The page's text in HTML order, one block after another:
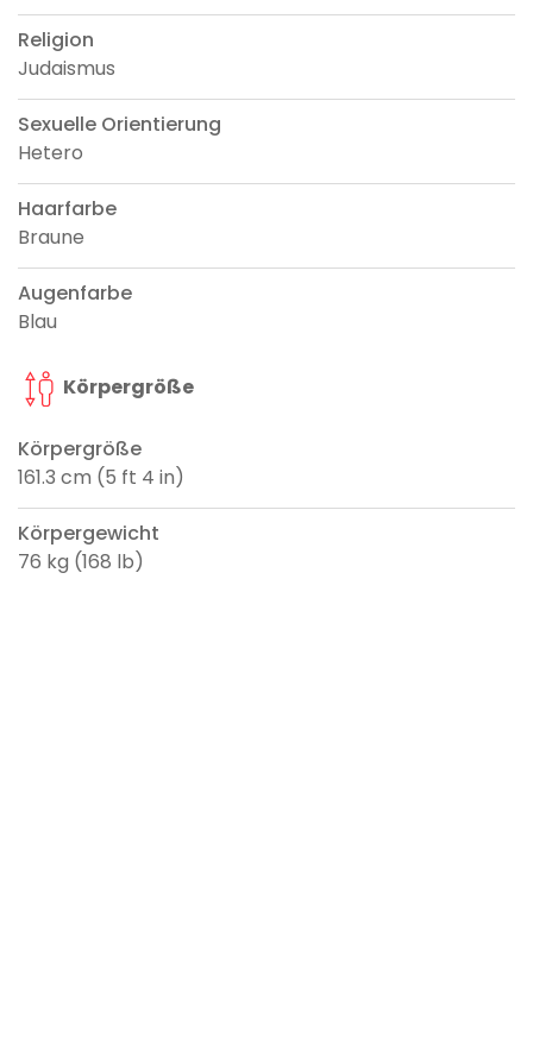
Religion
Judaismus
Sexuelle Orientierung
Hetero
Haarfarbe
Braune
Augenfarbe
Blau
Körpergröße
Körpergröße
161.3 cm (5 ft 4 in)
Körpergewicht
76 kg (168 lb)